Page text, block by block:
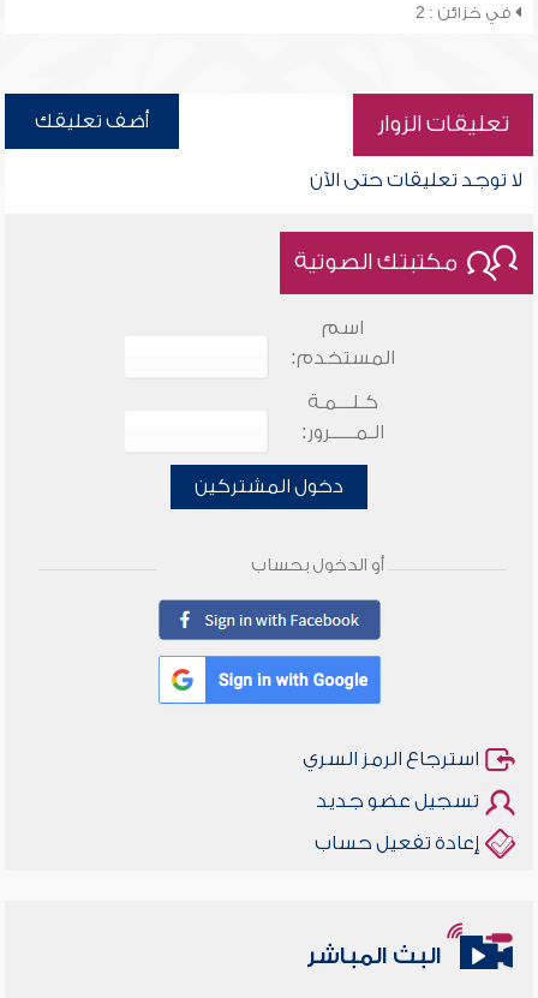
في خزائن : 2
تعليقات الزوار أضف تعليقك
لا توجد تعليقات حتى الآن
مكتبتك الصوتية
اسم
المستخدم:
كـلـــمـة
الـمـــــرور:
دخول المشتركين
أو الدخول بحساب
استرجاع الرمز السري
تسجيل عضو جديد
إعادة تفعيل حساب
البث المباشر